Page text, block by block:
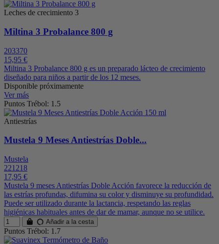
Leches de crecimiento 3
Miltina 3 Probalance 800 g
203370
15,95 €
Miltina 3 Probalance 800 g es un preparado lácteo de crecimiento
diseñado para niños a partir de los 12 meses.
Disponible próximamente
Ver más
Puntos Trébol: 1.5
Antiestrías
Mustela 9 Meses Antiestrías Doble...
Mustela
221218
17,95 €
Mustela 9 meses Antiestrías Doble Acción favorece la reducción de
las estrías profundas, difumina su color y disminuye su profundidad.
Puede ser utilizado durante la lactancia, respetando las reglas
higiénicas habituales antes de dar de mamar, aunque no se utilice.
Añadir a la cesta
Puntos Trébol: 1.7